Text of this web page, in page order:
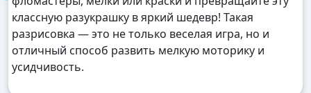
классную разукрашку в яркий шедевр! Такая
разрисовка — это не только веселая игра, но и
отличный способ развить мелкую моторику и
усидчивость.